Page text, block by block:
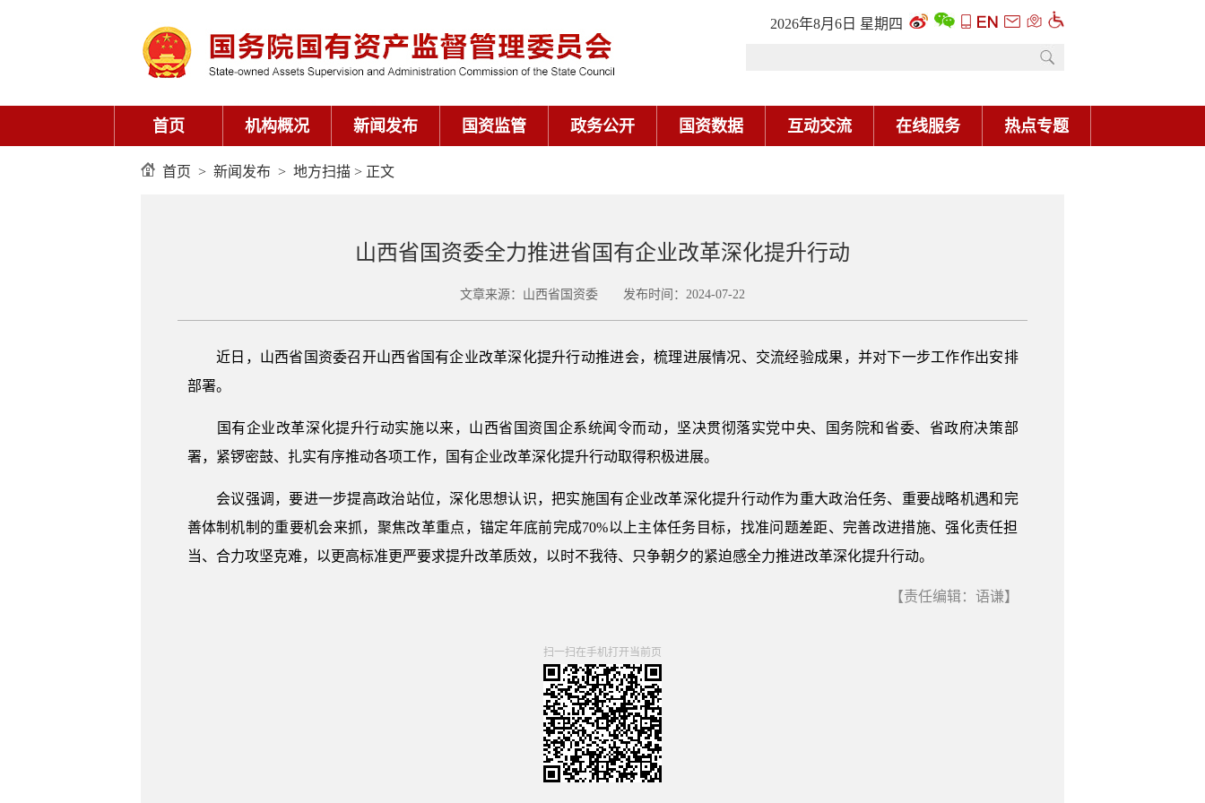
2026年8月6日 星期四
首页 机构概况 新闻发布 国资监管 政务公开 国资数据 互动交流 在线服务 热点专题
首页 > 新闻发布 > 地方扫描 > 正文
山西省国资委全力推进省国有企业改革深化提升行动
文章来源：山西省国资委 发布时间：2024-07-22
近日，山西省国资委召开山西省国有企业改革深化提升行动推进会，梳理进展情况、交流经验成果，并对下一步工作作出安排
部署。
国有企业改革深化提升行动实施以来，山西省国资国企系统闻令而动，坚决贯彻落实党中央、国务院和省委、省政府决策部
署，紧锣密鼓、扎实有序推动各项工作，国有企业改革深化提升行动取得积极进展。
会议强调，要进一步提高政治站位，深化思想认识，把实施国有企业改革深化提升行动作为重大政治任务、重要战略机遇和完
善体制机制的重要机会来抓，聚焦改革重点，锚定年底前完成70%以上主体任务目标，找准问题差距、完善改进措施、强化责任担
当、合力攻坚克难，以更高标准更严要求提升改革质效，以时不我待、只争朝夕的紧迫感全力推进改革深化提升行动。
【责任编辑：语谦】
扫一扫在手机打开当前页